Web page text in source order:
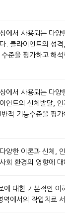
에서 사용되는 다
. 클라이언트의 성
준을 평가하고 해
에서 사용되는 다
언트의 신체발달,
적 기능수준을 평
양한 이론과 신체,
회 환경의 영향에 대
에 대한 기본적인 이
역에서의 작업치료